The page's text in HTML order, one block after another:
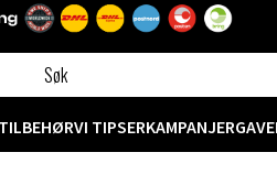
TILBEHØRVI TIPSERKAMPANJER